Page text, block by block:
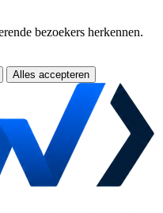
bezoekers herkennen.
Alles accepteren